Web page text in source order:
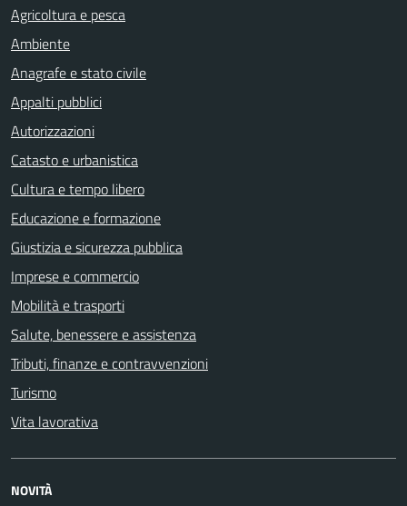
Agricoltura e pesca
Ambiente
Anagrafe e stato civile
Appalti pubblici
Autorizzazioni
Catasto e urbanistica
Cultura e tempo libero
Educazione e formazione
Giustizia e sicurezza pubblica
Imprese e commercio
Mobilità e trasporti
Salute, benessere e assistenza
Tributi, finanze e contravvenzioni
Turismo
Vita lavorativa
NOVITÀ